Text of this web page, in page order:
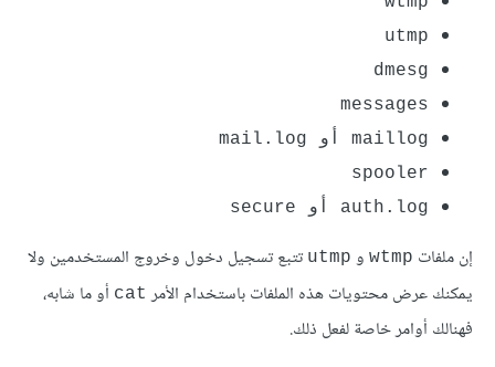
utmp
dmesg
messages
maillog أو mail.log
spooler
auth.log أو secure
إن ملفات wtmp و utmp تتبع تسجيل دخول وخروج المستخدمين ولا
يمكنك عرض محتويات هذه الملفات باستخدام الأمر cat أو ما شابه،
فهنالك أوامر خاصة لفعل ذلك.